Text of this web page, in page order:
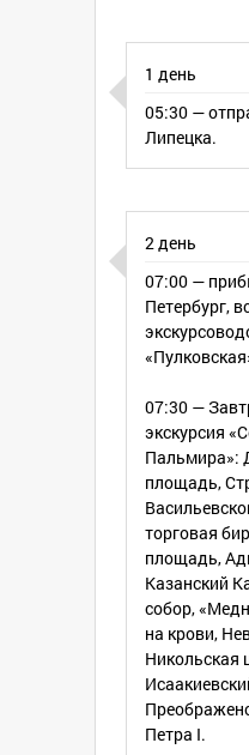
собор,
«Аврора» (на
Казанский собор,
Посещение
билетами:
Эрмитаж;
Музей шоколада;
Прогулка по
старейший из
разбивка
сразу же после
повелению
загородные
ПЕТЕРГОФ —
ЦАРСКОЕ СЕЛО
посещением
(осмотром
Парка)
КРОНШТАДТ —
морская
ОРАНИЕНБАУМ
ансамбль XVIII
Ломоносов
Входные
Услуги гида.
Комиссия
1 день
05:30 —
Липецка.
2 день
07:00 —
Петербург,
07:30 —
экскурсия
Пальмира»:
площадь,
торговая
площадь,
Казанский
собор,
на крови,
Никольская
Петра I.